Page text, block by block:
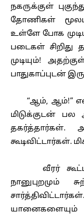
நகருக்குள்
தோணிகள்
உள்ளே போக
படைகள் சிறிது
முடியும்!
பாதுகாப்புடன்
“ஆம், ஆம்!”
மிடுக்குடன்
தகர்த்தார்கள்.
வீரர் கூட்டம்
நானுபுறமும்
யானைகளையும்